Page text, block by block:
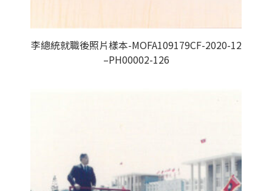
李總統就職後照片樣本-MOFA109179CF-2020-12
–PH00002-126